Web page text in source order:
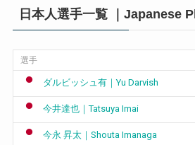
日本人選手一覧 ｜Japanese
選手
ダルビッシュ有｜Yu Darvish
今井達也｜Tatsuya Imai
今永 昇太｜Shouta Imanaga